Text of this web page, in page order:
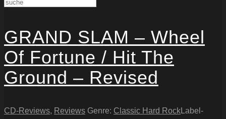
GRAND SLAM – Wheel
Of Fortune / Hit The
Ground – Revised
CD-Reviews, Reviews Genre: Classic Hard RockLabel-